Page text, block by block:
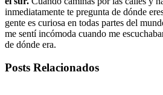
inmediatamente te pregunta de dónde
gente es curiosa en todas partes del
me sentí incómoda cuando me
de dónde era.
Posts Relacionados